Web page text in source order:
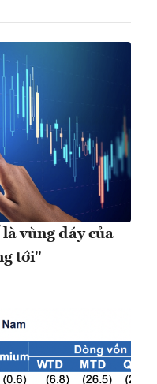
vùng đáy của
tới"